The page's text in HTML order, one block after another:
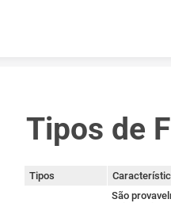
Tipos de
Tipos
São